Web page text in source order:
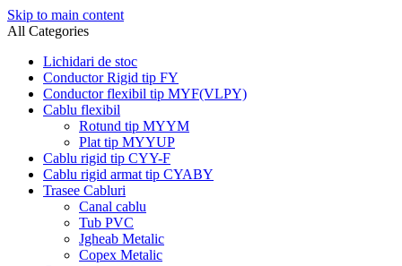
Skip to main content
All Categories
Lichidari de stoc
Conductor Rigid tip FY
Conductor flexibil tip MYF(VLPY)
Cablu flexibil
Rotund tip MYYM
Plat tip MYYUP
Cablu rigid tip CYY-F
Cablu rigid armat tip CYABY
Trasee Cabluri
Canal cablu
Tub PVC
Jgheab Metalic
Copex Metalic